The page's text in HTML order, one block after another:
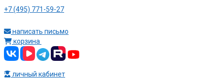
+7 (495) 771-59-27
написать письмо
корзина
личный кабинет